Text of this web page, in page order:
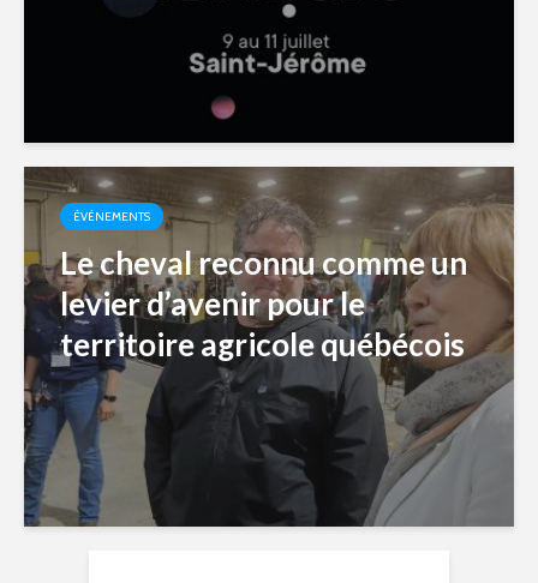
ÉVÉNEMENTS
Le cheval reconnu comme un
levier d’avenir pour le
territoire agricole québécois